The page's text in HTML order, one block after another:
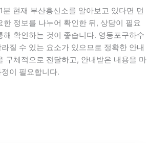
현재 부산흥신소를 알아보고 있다면 먼
한 정보를 나누어 확인한 뒤, 상담이 필요
해 확인하는 것이 좋습니다. 영등포구하수
질 수 있는 요소가 있으므로 정확한 안내
구체적으로 전달하고, 안내받은 내용을 마
이 필요합니다.